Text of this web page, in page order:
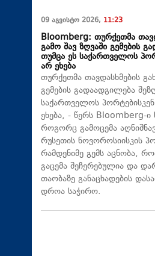
09 აგვისტო 2026, 11:23
Bloomberg: თურქეთმა
გამო შავ ზღვაში გემების
თუმცა ეს საქართველოს
არ ეხება
თურქეთმა თავდასხმების
გემების გადაადგილება
საქართველოს
ეხება, - წერს Bloomberg-
როგორც გამოცემა
რუსეთის ნოვოროსიისკის
რამდენიმე გემს აცნობა,
გაცემა შეჩერებულია და
თაობაზე განაცხადების
დროა საჭირო.